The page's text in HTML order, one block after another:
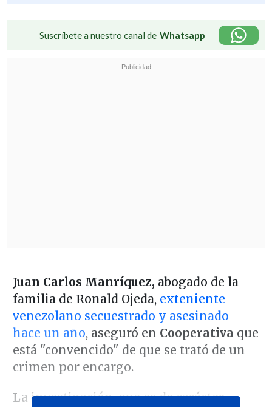
Suscríbete a nuestro canal de Whatsapp
Juan Carlos Manríquez, abogado de la
familia de Ronald Ojeda, exteniente
venezolano secuestrado y asesinado
hace un año, aseguró en Cooperativa que
está "convencido" de que se trató de un
crimen por encargo.
La investigación, que es de carácter